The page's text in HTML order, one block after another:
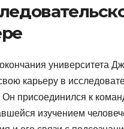
университета
карьеру в
присоединился к
изучением